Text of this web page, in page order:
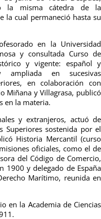
la misma cátedra de la
la cual permaneció hasta su
en la Universidad
y consultada Curso de
y vigente: español y
en sucesivas
en colaboración con
Miñana y Villagrasa, publicó
en la materia.
y extranjeros, actuó de
Superiores sostenida por el
Historia Mercantil (curso
oficiales, como el de
del Código de Comercio,
1900 y delegado de España
Marítimo, reunida en
en la Academia de Ciencias